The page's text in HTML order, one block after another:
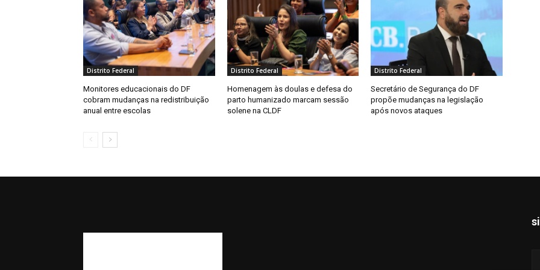
Distrito Federal
Monitores educacionais do DF
cobram mudanças na redistribuição
anual entre escolas
Distrito Federal
Homenagem às doulas e defesa do
parto humanizado marcam sessão
solene na CLDF
Distrito Federal
Secretário de Segurança do DF
propõe mudanças na legislação
após novos ataques